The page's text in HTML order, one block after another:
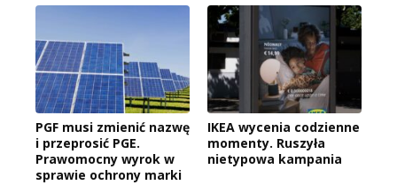
PGF musi zmienić nazwę
i przeprosić PGE.
Prawomocny wyrok w
sprawie ochrony marki
IKEA wycenia codzienne
momenty. Ruszyła
nietypowa kampania